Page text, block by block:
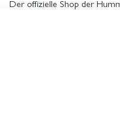
Der offizielle Shop der